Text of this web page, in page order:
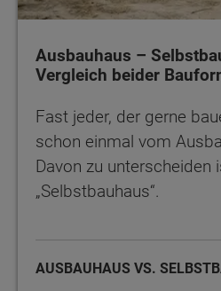
Ausbauhaus –
Vergleich beider
Fast jeder, der gerne
schon einmal vom
Davon zu unterscheiden
„Selbstbauhaus“.
AUSBAUHAUS VS.